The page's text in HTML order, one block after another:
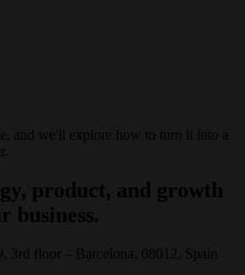
and we'll explore how to turn it into a
product, and growth
business.
3rd floor – Barcelona, 08012, Spain